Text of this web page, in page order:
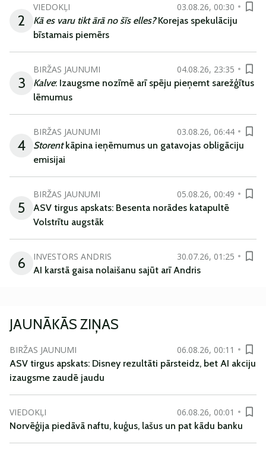
2
VIEDOKĻI
03.08.26, 00:30
Kā es varu tikt ārā no šīs elles?Korejas spekulāciju
bīstamais piemērs
3
BIRŽAS JAUNUMI
04.08.26, 23:35
Kalve: Izaugsme nozīmē arī spēju pieņemt sarežģītus
lēmumus
4
BIRŽAS JAUNUMI
03.08.26, 06:44
Storentkāpina ieņēmumus un gatavojas obligāciju
emisijai
5
BIRŽAS JAUNUMI
05.08.26, 00:49
ASV tirgus apskats: Besenta norādes katapultē
Volstrītu augstāk
6 INVESTORS ANDRIS
30.07.26, 01:25
AI karstā gaisa nolaišanu sajūt arī Andris
JAUNĀKĀS ZIŅAS
BIRŽAS JAUNUMI
06.08.26, 00:11
ASV tirgus apskats: Disney rezultāti pārsteidz, bet AI akciju
izaugsme zaudē jaudu
VIEDOKĻI
06.08.26, 00:01
Norvēģija piedāvā naftu, kuģus, lašus un pat kādu banku